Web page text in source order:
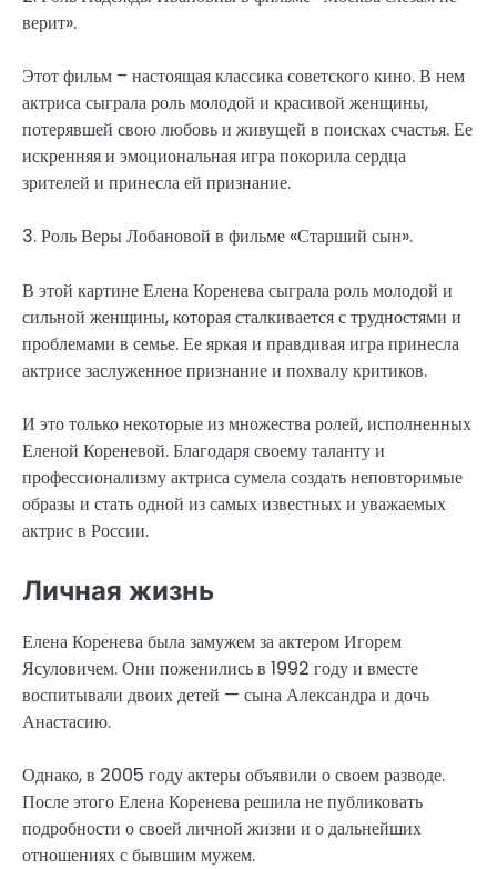
верит».
Этот фильм – настоящая классика советского кино. В нем
актриса сыграла роль молодой и красивой женщины,
потерявшей свою любовь и живущей в поисках счастья. Ее
искренняя и эмоциональная игра покорила сердца
зрителей и принесла ей признание.
3. Роль Веры Лобановой в фильме «Старший сын».
В этой картине Елена Коренева сыграла роль молодой и
сильной женщины, которая сталкивается с трудностями и
проблемами в семье. Ее яркая и правдивая игра принесла
актрисе заслуженное признание и похвалу критиков.
И это только некоторые из множества ролей, исполненных
Еленой Кореневой. Благодаря своему таланту и
профессионализму актриса сумела создать неповторимые
образы и стать одной из самых известных и уважаемых
актрис в России.
Личная жизнь
Елена Коренева была замужем за актером Игорем
Ясуловичем. Они поженились в 1992 году и вместе
воспитывали двоих детей — сына Александра и дочь
Анастасию.
Однако, в 2005 году актеры объявили о своем разводе.
После этого Елена Коренева решила не публиковать
подробности о своей личной жизни и о дальнейших
отношениях с бывшим мужем.